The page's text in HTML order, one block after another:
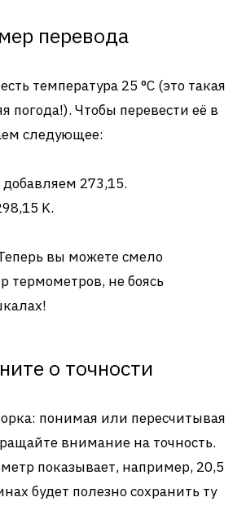
перевода
температура 25 °C (это такая
погода!). Чтобы перевести её в
следующее:
273,15.
K.
вы можете смело
термометров, не боясь
о точности
понимая или пересчитывая
внимание на точность.
показывает, например, 20,5
будет полезно сохранить ту